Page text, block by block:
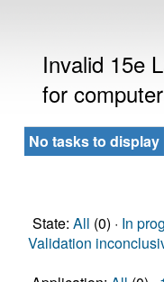
Invalid 15e
for
No tasks to display
State: All (0) · In
Validation